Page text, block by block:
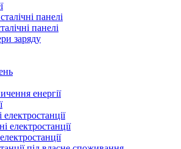
панелі
панелі
заряду
енергії
електростанції